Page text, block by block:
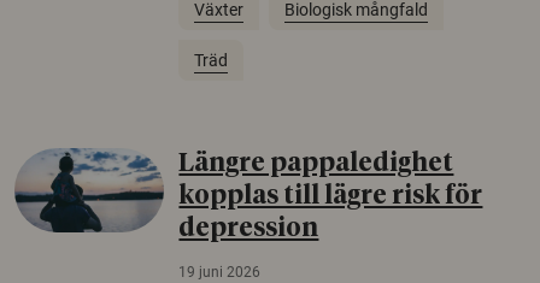
Växter Biologisk mångfald
Träd
Längre pappaledighet
kopplas till lägre risk för
depression
19 juni 2026